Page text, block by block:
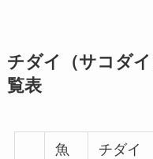
チダイ（サコダ
覧表
魚
チダイ